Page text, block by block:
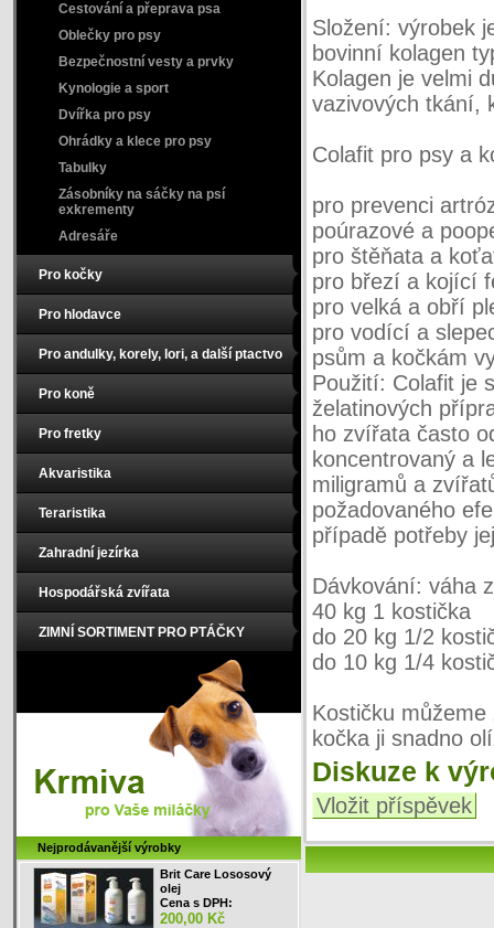
Složení: výrobek
bovinní kolagen
Kolagen je velmi
vazivových tkání,
Colafit pro psy a
pro prevenci
poúrazové a
pro štěňata a
pro březí a kojící
pro velká a obří
pro vodící a
psům a kočkám
Použití: Colafit je
želatinových
ho zvířata často
koncentrovaný a
miligramů a
požadovaného
případě potřeby
Dávkování: váha
40 kg 1 kostička
do 20 kg 1/2
do 10 kg 1/4
Kostičku
kočka ji snadno
Diskuze k
Vložit příspěvek
Cestování a přeprava psa
Oblečky pro psy
Bezpečnostní vesty a prvky
Kynologie a sport
Dvířka pro psy
Ohrádky a klece pro psy
Tabulky
Zásobníky na sáčky na psí
exkrementy
Adresáře
Pro kočky
Pro hlodavce
Pro andulky, korely, lori, a další ptactvo
Pro koně
Pro fretky
Akvaristika
Teraristika
Zahradní jezírka
Hospodářská zvířata
ZIMNÍ SORTIMENT PRO PTÁČKY
Nejprodávanější výrobky
Brit Care Lososový
olej
Cena s DPH:
200,00 Kč